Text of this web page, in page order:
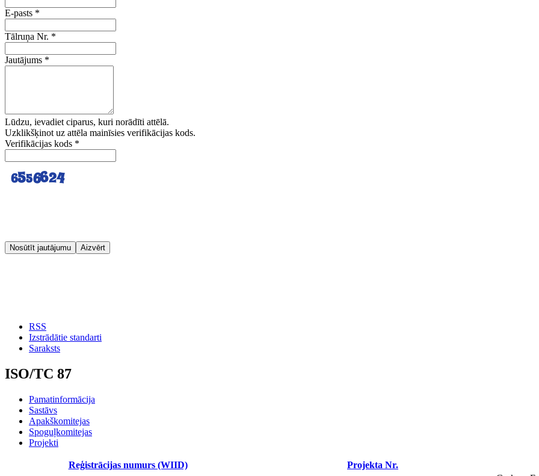
E-pasts *
Tālruņa Nr. *
Jautājums *
Lūdzu, ievadiet ciparus, kuri norādīti attēlā.
Uzklikšķinot uz attēla mainīsies verifikācijas kods.
Verifikācijas kods *
Nosūtīt jautājumu Aizvērt
RSS
Izstrādātie standarti
Saraksts
ISO/TC 87
Pamatinformācija
Sastāvs
Apakškomitejas
Spoguļkomitejas
Projekti
Reģistrācijas numurs (WIID) Projekta Nr.